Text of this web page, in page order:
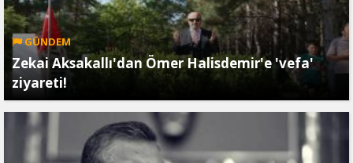
GÜNDEM
Zekai Aksakallı'dan Ömer Halisdemir'e 'vefa'
ziyareti!